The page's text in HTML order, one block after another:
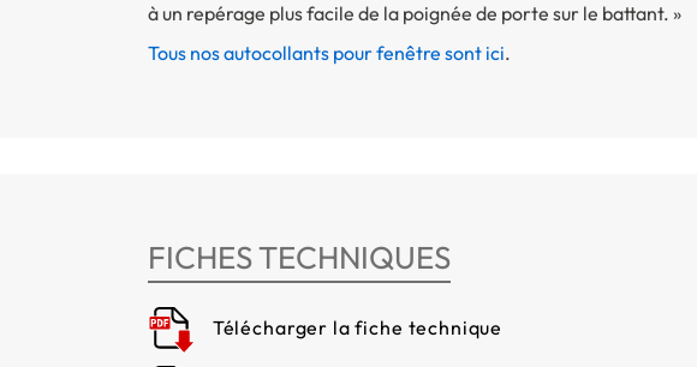
à un repérage plus facile de la poignée de porte sur le battant. »
Tous nos autocollants pour fenêtre sont ici.
FICHES TECHNIQUES
Télécharger la fiche technique